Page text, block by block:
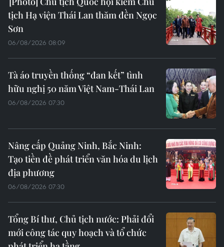
tịch Hạ viện Thái Lan thăm đền Ngọc
Sơn
06/08/2026 08:09
Tà áo truyền thống “đan kết” tình
hữu nghị 50 năm Việt Nam-Thái Lan
06/08/2026 07:30
Nâng cấp Quảng Ninh, Bắc Ninh:
Tạo tiền đề phát triển văn hóa du lịch
địa phương
06/08/2026 07:30
Tổng Bí thư, Chủ tịch nước: Phải đổi
mới công tác quy hoạch và tổ chức